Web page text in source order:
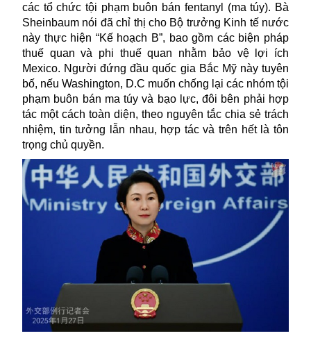
các tổ chức tội phạm buôn bán fentanyl (ma túy). Bà
Sheinbaum nói đã chỉ thị cho Bộ trưởng Kinh tế nước
này thực hiện “Kế hoạch B”, bao gồm các biện pháp
thuế quan và phi thuế quan nhằm bảo vệ lợi ích
Mexico. Người đứng đầu quốc gia Bắc Mỹ này tuyên
bố, nếu Washington, D.C muốn chống lại các nhóm tội
phạm buôn bán ma túy và bạo lực, đôi bên phải hợp
tác một cách toàn diện, theo nguyên tắc chia sẻ trách
nhiệm, tin tưởng lẫn nhau, hợp tác và trên hết là tôn
trọng chủ quyền.